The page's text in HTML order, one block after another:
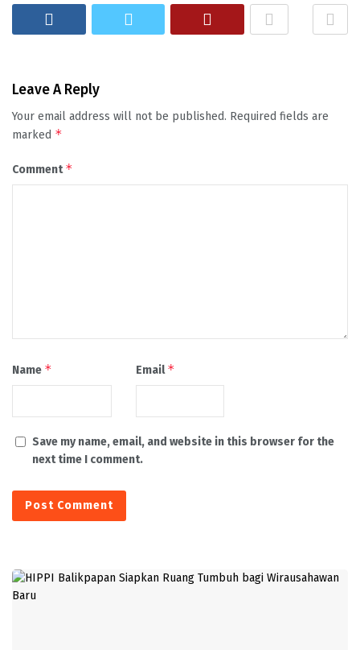
Leave A Reply
Your email address will not be published. Required fields are
marked *
Comment*
Name * Email*
Save my name, email, and website in this browser for the
next time I comment.